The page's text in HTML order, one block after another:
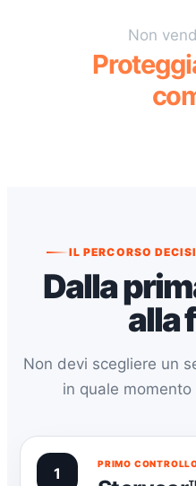
Non
IL PERCORSO
Dalla
alla
Non devi scegliere un
in quale momento
1
PRIMO